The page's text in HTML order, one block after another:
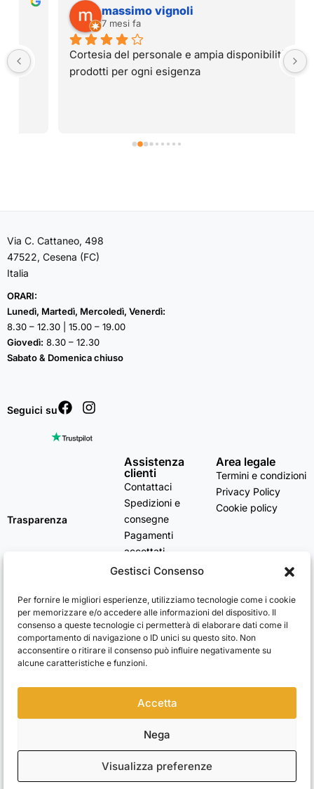
Gestisci Consenso
Per fornire le migliori esperienze, utilizziamo tecnologie come i cookie
per memorizzare e/o accedere alle informazioni del dispositivo. Il
consenso a queste tecnologie ci permetterà di elaborare dati come il
comportamento di navigazione o ID unici su questo sito. Non
acconsentire o ritirare il consenso può influire negativamente su
alcune caratteristiche e funzioni.
Accetta
Nega
Visualizza preferenze
massimo vignoli
7 mesi fa
Cortesia del personale e ampia disponibilità di
prodotti per ogni esigenza
Via C. Cattaneo, 498
47522, Cesena (FC)
Italia
ORARI:
Lunedì, Martedì, Mercoledì, Venerdì:
8.30 – 12.30 | 15.00 – 19.00
Giovedì: 8.30 – 12.30
Sabato & Domenica chiuso
Seguici su
Trasparenza
Assistenza
clienti
Contattaci
Spedizioni e
consegne
Pagamenti
accettati
Domande frequenti
Resi e rimborsi
Area legale
Termini e condizioni
Privacy Policy
Cookie policy
Iscriviti alla newsletter e ricevi subito il 10% di sconto
Rimani aggiornato su novità, promozioni e consigli d’arte. Il tuo
primo ordine ti aspetta con uno sconto esclusivo.
accetti che i dati personali da te forniti vengano trasferiti a Brevo per il
trattamento in conformitàall'Informativa sulla privacy di Brevo.
ISCRIVITI